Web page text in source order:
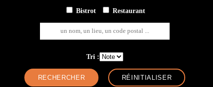
Bistrot Restaurant
un nom, un lieu, un code postal ...
Tri :